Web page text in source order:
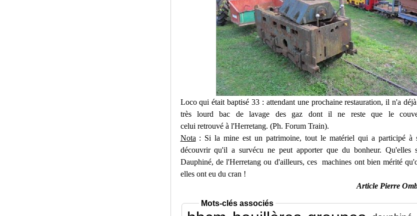
Loco qui était baptisé 33 : attendant une prochaine restauration, il n'a déjà
très lourd bac de lavage des gaz dont il ne reste que le
celui retrouvé à l'Herretang. (Ph. Forum Train).
Nota : Si la mine est un patrimoine, tout le matériel qui a participé à
découvrir qu'il a survécu ne peut apporter que du bonheur. Qu'elles
Dauphiné, de l'Herretang ou d'ailleurs, cesmachines ont bien mérité
elles ont eu du cran !
Article Pierre
Mots-clés associés